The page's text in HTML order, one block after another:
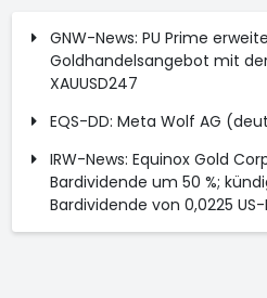
GNW-News: PU Prime
Goldhandelsangebot mit
XAUUSD247
EQS-DD: Meta Wolf AG
IRW-News: Equinox Gold
Bardividende um 50 %;
Bardividende von 0,0225